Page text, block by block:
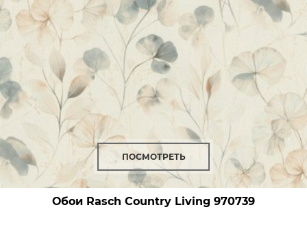
ПОСМОТРЕТЬ
Обои Rasch Country Living 970739